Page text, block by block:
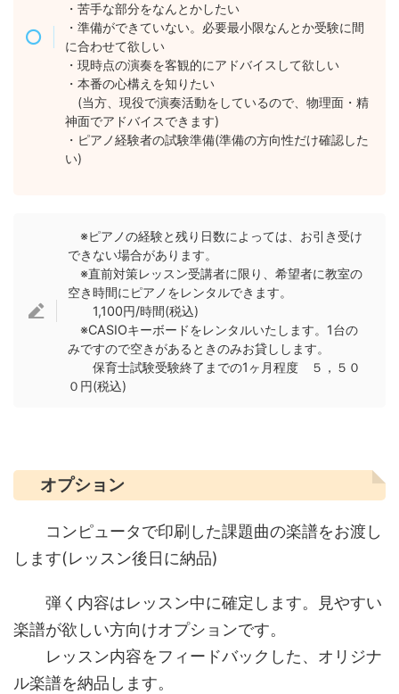
・苦手な部分をなんとかしたい
・準備ができていない。必要最小限なんとか受験に間
に合わせて欲しい
・現時点の演奏を客観的にアドバイスして欲しい
・本番の心構えを知りたい
(当方、現役で演奏活動をしているので、物理面・精
神面でアドバイスできます)
・ピアノ経験者の試験準備(準備の方向性だけ確認した
い)
※ピアノの経験と残り日数によっては、お引き受け
できない場合があります。
※直前対策レッスン受講者に限り、希望者に教室の
空き時間にピアノをレンタルできます。
1,100円/時間(税込)
※CASIOキーボードをレンタルいたします。1台の
みですので空きがあるときのみお貸しします。
保育士試験受験終了までの1ヶ月程度 ５，５０
０円(税込)
オプション
コンピュータで印刷した課題曲の楽譜をお渡し
します(レッスン後日に納品)
弾く内容はレッスン中に確定します。見やすい
楽譜が欲しい方向けオプションです。
レッスン内容をフィードバックした、オリジナ
ル楽譜を納品します。